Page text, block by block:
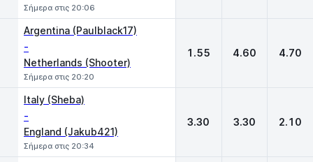
Σήμερα στις 20:06
Argentina (Paulblack17)
-
Netherlands (Shooter)
Σήμερα στις 20:20
1.55 4.60 4.70
Italy (Sheba)
-
England (Jakub421)
Σήμερα στις 20:34
3.30 3.30 2.10